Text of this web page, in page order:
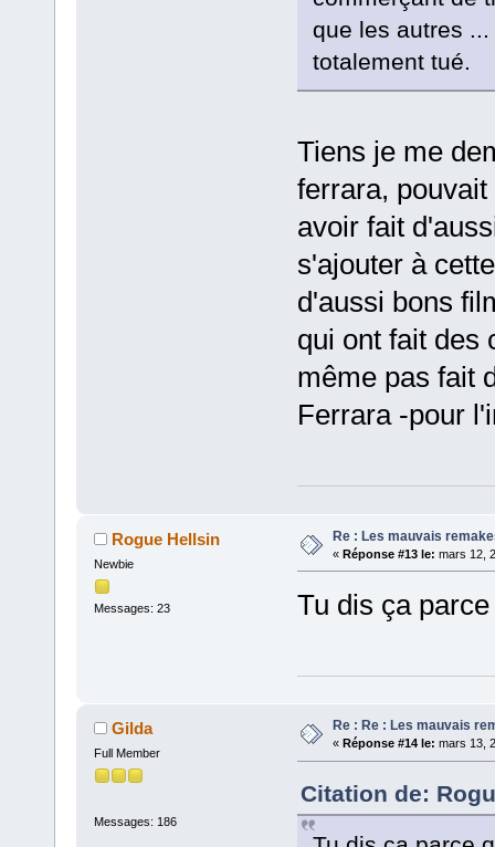
que les autres
totalement tué.
Tiens je me
ferrara,
avoir fait
s'ajouter à
d'aussi bons
qui ont fait des
même pas fait
Ferrara -pour
Rogue Hellsin
Newbie
Messages: 23
Re : Les mauvais
« Réponse #13 le: mars 12,
Tu dis ça
Gilda
Full Member
Messages: 186
Re : Re : Les mauvais
« Réponse #14 le: mars 13,
Citation de: